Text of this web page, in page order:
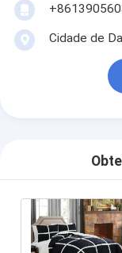
Cidade de